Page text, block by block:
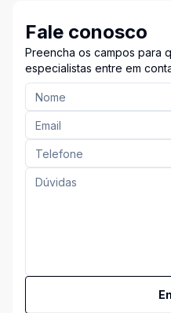
Fale conosco
Preencha os campos para
especialistas entre em